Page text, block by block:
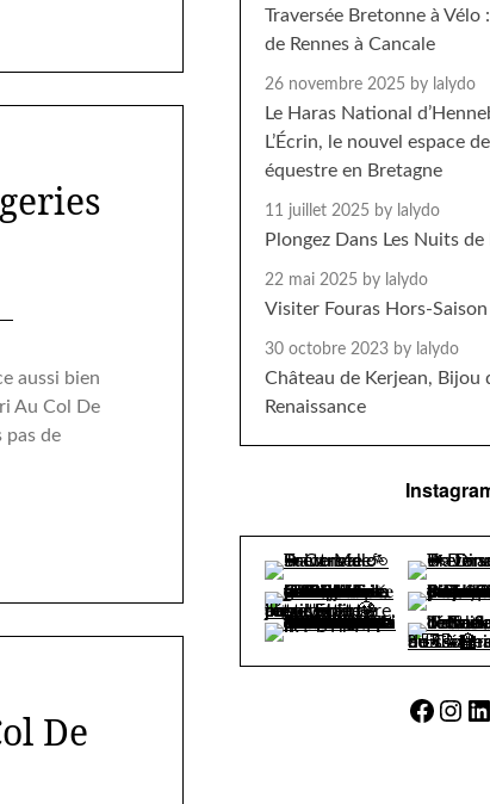
aussi bien
Au Col De
pas de
De
Traversée Bretonne à Vélo
de Rennes à Cancale
26 novembre 2025 by lalydo
Le Haras National
L’Écrin, le nouvel espace
équestre en Bretagne
11 juillet 2025 by lalydo
Plongez Dans Les Nuits de
22 mai 2025 by lalydo
Visiter Fouras Hors-Saison
30 octobre 2023 by lalydo
Château de Kerjean,
Renaissance